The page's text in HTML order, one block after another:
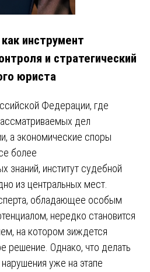
инструмент
и стратегический
юриста
Федерации, где
дел
а экономические споры
более
знаний, институт судебной
из центральных мест.
обладающее особым
нередко становится
на котором зиждется
решение. Однако, что делать
уже на этапе